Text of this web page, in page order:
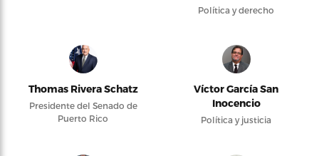
Política y derecho
Thomas Rivera Schatz
Presidente del Senado de
Puerto Rico
Víctor García San
Inocencio
Política y justicia